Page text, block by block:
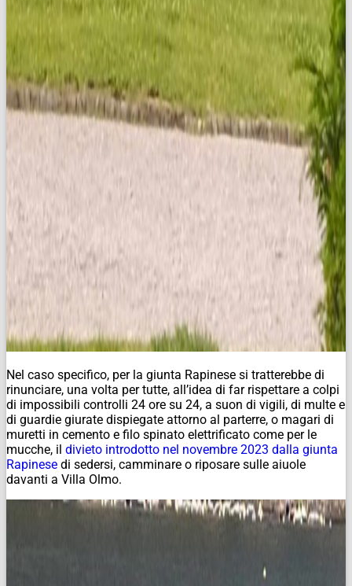
Nel caso specifico, per la giunta Rapinese si tratterebbe di
rinunciare, una volta per tutte, all’idea di far rispettare a colpi
di impossibili controlli 24 ore su 24, a suon di vigili, di multe e
di guardie giurate dispiegate attorno al parterre, o magari di
muretti in cemento e filo spinato elettrificato come per le
mucche, il divieto introdotto nel novembre 2023 dalla giunta
Rapinese di sedersi, camminare o riposare sulle aiuole
davanti a Villa Olmo.